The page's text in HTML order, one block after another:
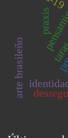
praxis
arte brasileño